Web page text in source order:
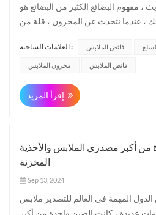
، مفهوم البضائع الكثير من البضائع هو
، عندما نتحدث عن المخزون ، قلة من
لماذا تعتبر ملابس المخزون
العلامات الساخنة : فائض الملابس
مخزون الملابس فائض الملابس
إقرأ المزيد
من أكبر مصدري الملابس والأحذية
المخزنة
Sep 13, 2024
المهمة في العالم للتصدير ملابس
عديدة ، كانت الصين واحدة من أكبر